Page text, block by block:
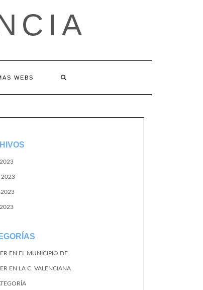
WEBS
2023
2023
EN EL MUNICIPIO DE
EN LA C. VALENCIANA